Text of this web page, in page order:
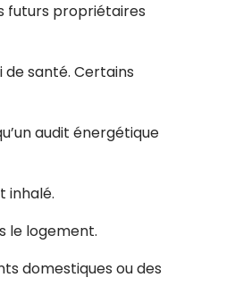
futurs propriétaires
santé. Certains
audit énergétique
inhalé.
le logement.
domestiques ou des